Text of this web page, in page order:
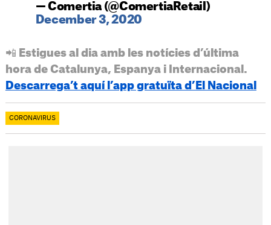
— Comertia (@ComertiaRetail)
December 3, 2020
📲 Estigues al dia amb les notícies d’última
hora de Catalunya, Espanya i Internacional.
Descarrega’t aquí l’app gratuïta d’El Nacional
CORONAVIRUS